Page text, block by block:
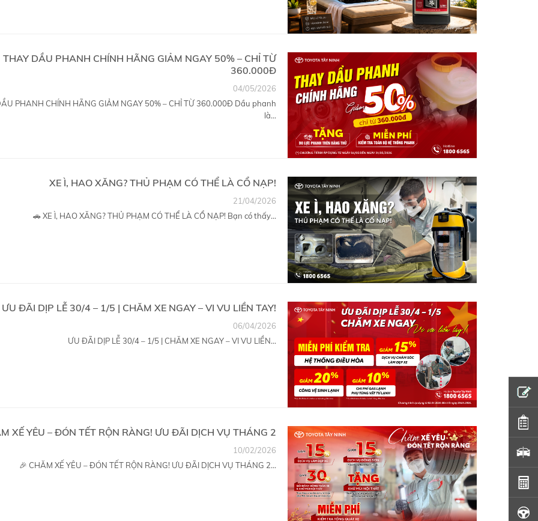
ĐĂNG KÝ
ĐỊNH GIÁ XE MIỄN PHÍ
Họ và tên
×
THAY DẦU PHANH CHÍNH HÃNG GIẢM NGAY 50% – CHỈ TỪ
360.000Đ
PHANH CHÍNH HÃNG GIẢM NGAY 50% – CHỈ TỪ 360.000Đ Dầu phanh
là...
04/05/2026
XE Ì, HAO XĂNG? THỦ PHẠM CÓ THỂ LÀ CỔ NẠP!
🚗 XE Ì, HAO XĂNG? THỦ PHẠM CÓ THỂ LÀ CỔ NẠP! Bạn có thấy...
21/04/2026
ƯU ĐÃI DỊP LỄ 30/4 – 1/5 | CHĂM XE NGAY – VI VU LIỀN TAY!
ƯU ĐÃI DỊP LỄ 30/4 – 1/5 | CHĂM XE NGAY – VI VU LIỀN...
06/04/2026
XẾ YÊU – ĐÓN TẾT RỘN RÀNG! ƯU ĐÃI DỊCH VỤ THÁNG 2
🎉 CHĂM XẾ YÊU – ĐÓN TẾT RỘN RÀNG! ƯU ĐÃI DỊCH VỤ THÁNG 2...
10/02/2026